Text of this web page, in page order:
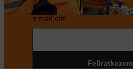
e-mail cím
Feliratkozom